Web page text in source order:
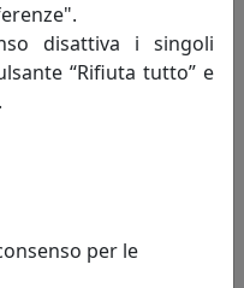
disattiva i singoli
“Rifiuta tutto” e
per le